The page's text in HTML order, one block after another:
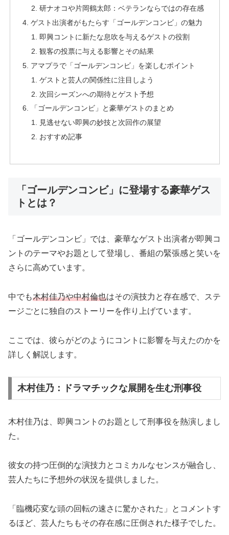
研ナオコや片岡鶴太郎：ベテランならではの存在感
ゲスト出演者がもたらす「ゴールデンコンビ」の魅力
即興コントに新たな息吹を与えるゲストの役割
観客の投票に与える影響とその結果
アマプラで「ゴールデンコンビ」を楽しむポイント
ゲストと芸人の関係性に注目しよう
次回シーズンへの期待とゲスト予想
「ゴールデンコンビ」と豪華ゲストのまとめ
見逃せない即興の妙技と次回作の展望
おすすめ記事
「ゴールデンコンビ」に登場する豪華ゲス
トとは？
「ゴールデンコンビ」では、豪華なゲスト出演者が即興コ
ントのテーマやお題として登場し、番組の緊張感と笑いを
さらに高めています。
中でも木村佳乃や中村倫也はその演技力と存在感で、ステ
ージごとに独自のストーリーを作り上げています。
ここでは、彼らがどのようにコントに影響を与えたのかを
詳しく解説します。
木村佳乃：ドラマチックな展開を生む刑事役
木村佳乃は、即興コントのお題として刑事役を熱演しまし
た。
彼女の持つ圧倒的な演技力とコミカルなセンスが融合し、
芸人たちに予想外の状況を提供しました。
「臨機応変な頭の回転の速さに驚かされた」とコメントす
るほど、芸人たちもその存在感に圧倒された様子でした。